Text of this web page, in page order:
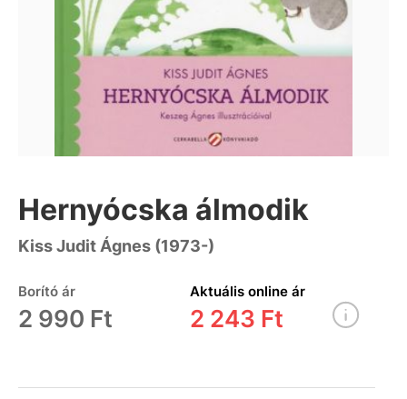
Hernyócska álmodik
Kiss Judit Ágnes (1973-)
Borító ár
2 990 Ft
Aktuális online ár
2 243 Ft